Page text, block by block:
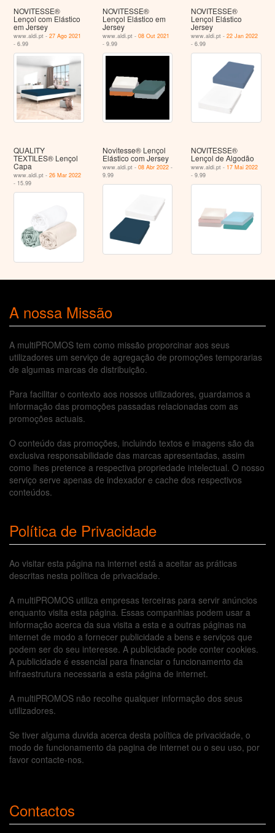
NOVITESSE®
Lençol com Elástico
em Jersey
www.aldi.pt -27 Ago 2021
- 6.99
NOVITESSE®
Lençol Elástico em
Jersey
www.aldi.pt - 08 Out 2021
- 9.99
NOVITESSE®
Lençol Elástico
Jersey
www.aldi.pt -22 Jan 2022
- 6.99
QUALITY
TEXTILES® Lençol
Capa
www.aldi.pt -26 Mar 2022
- 15.99
Novitesse® Lençol
Elástico com Jersey
www.aldi.pt - 08 Abr 2022-
9.99
NOVITESSE®
Lençol de Algodão
www.aldi.pt - 17 Mai 2022
- 9.99
A nossa Missão
A multiPROMOS tem como missão proporcinar aos seus
utilizadores um serviço de agregação de promoções temporarias
de algumas marcas de distribuição.
Para facilitar o contexto aos nossos utilizadores, guardamos a
informação das promoções passadas relacionadas com as
promoções actuais.
O conteúdo das promoções, incluindo textos e imagens são da
exclusiva responsabilidade das marcas apresentadas, assim
como lhes pretence a respectiva propriedade intelectual. O nosso
serviço serve apenas de indexador e cache dos respectivos
conteúdos.
Política de Privacidade
Ao visitar esta página na internet está a aceitar as práticas
descritas nesta política de privacidade.
A multiPROMOS utiliza empresas terceiras para servir anúncios
enquanto visita esta página. Essas companhias podem usar a
informação acerca da sua visita a esta e a outras páginas na
internet de modo a fornecer publicidade a bens e serviços que
podem ser do seu interesse. A publicidade pode conter cookies.
A publicidade é essencial para financiar o funcionamento da
infraestrutura necessaria a esta página de internet.
A multiPROMOS não recolhe qualquer informação dos seus
utilizadores.
Se tiver alguma duvida acerca desta política de privacidade, o
modo de funcionamento da pagina de internet ou o seu uso, por
favor contacte-nos.
Contactos